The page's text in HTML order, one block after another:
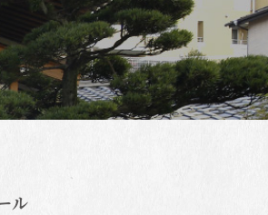
ル